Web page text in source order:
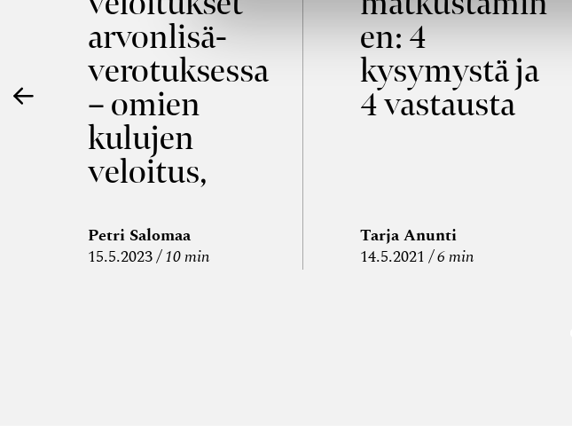
arvon­lisä­
verotuksessa
– omien
kulujen
veloitus,
edelleen­
veloitus ja
Petri Salomaa
15.5.2023 10 min
en: 4
kysymystä ja
4 vastausta
Tarja Anunti
14.5.2021
6 min